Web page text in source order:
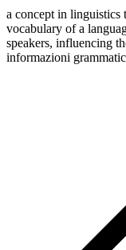
a concept in linguistics
vocabulary of a
speakers, influencing
informazioni